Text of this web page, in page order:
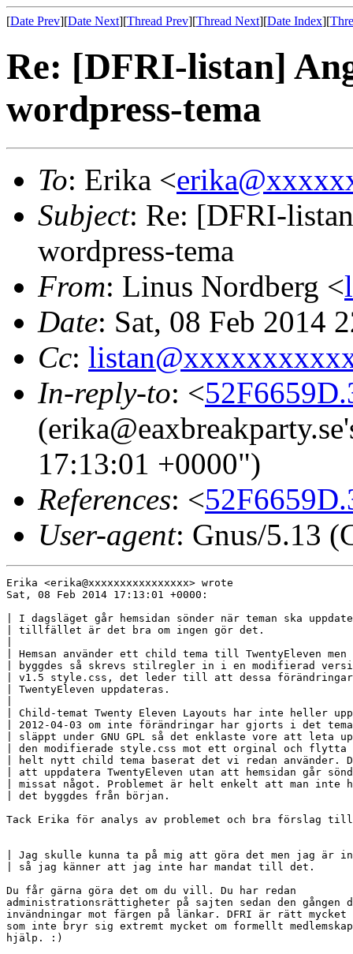
[Date Prev][Date Next][Thread Prev][Thread Next][Date Index][
Re: [DFRI-listan]
wordpress-tema
To: Erika <
Subject: Re: [DFRI-
wordpress-tema
From: Linus Nordberg <
Date: Sat, 08 Feb 2014
Cc:
In-reply-to: <
17:13:01 +0000")
References: <
User-agent: Gnus/5.13
Erika <erika@xxxxxxxxxxxxxxxx> wrote
Sat, 08 Feb 2014 17:13:01 +0000:
| I dagsläget går hemsidan sönder när teman ska
| tillfället är det bra om ingen gör det.
| Hemsan använder ett child tema till TwentyEleven men
| byggdes så skrevs stilregler in i en modifierad
| v1.5 style.css, det leder till att dessa
| TwentyEleven uppdateras.
| Child-temat Twenty Eleven Layouts har inte heller
| 2012-04-03 om inte förändringar har gjorts i det
| släppt under GNU GPL så det enklaste vore att leta
| den modifierade style.css mot ett orginal och
| helt nytt child tema baserat det vi redan använder.
| att uppdatera TwentyEleven utan att hemsidan går
| missat något. Problemet är helt enkelt att man
| det byggdes från början.
Tack Erika för analys av problemet och bra förslag
| Jag skulle kunna ta på mig att göra det men jag är
| så jag känner att jag inte har mandat till det.
Du får gärna göra det om du vill. Du har redan
administrationsrättigheter på sajten sedan den gången
invändningar mot färgen på länkar. DFRI är rätt mycket
som inte bryr sig extremt mycket om formellt
hjälp. :)